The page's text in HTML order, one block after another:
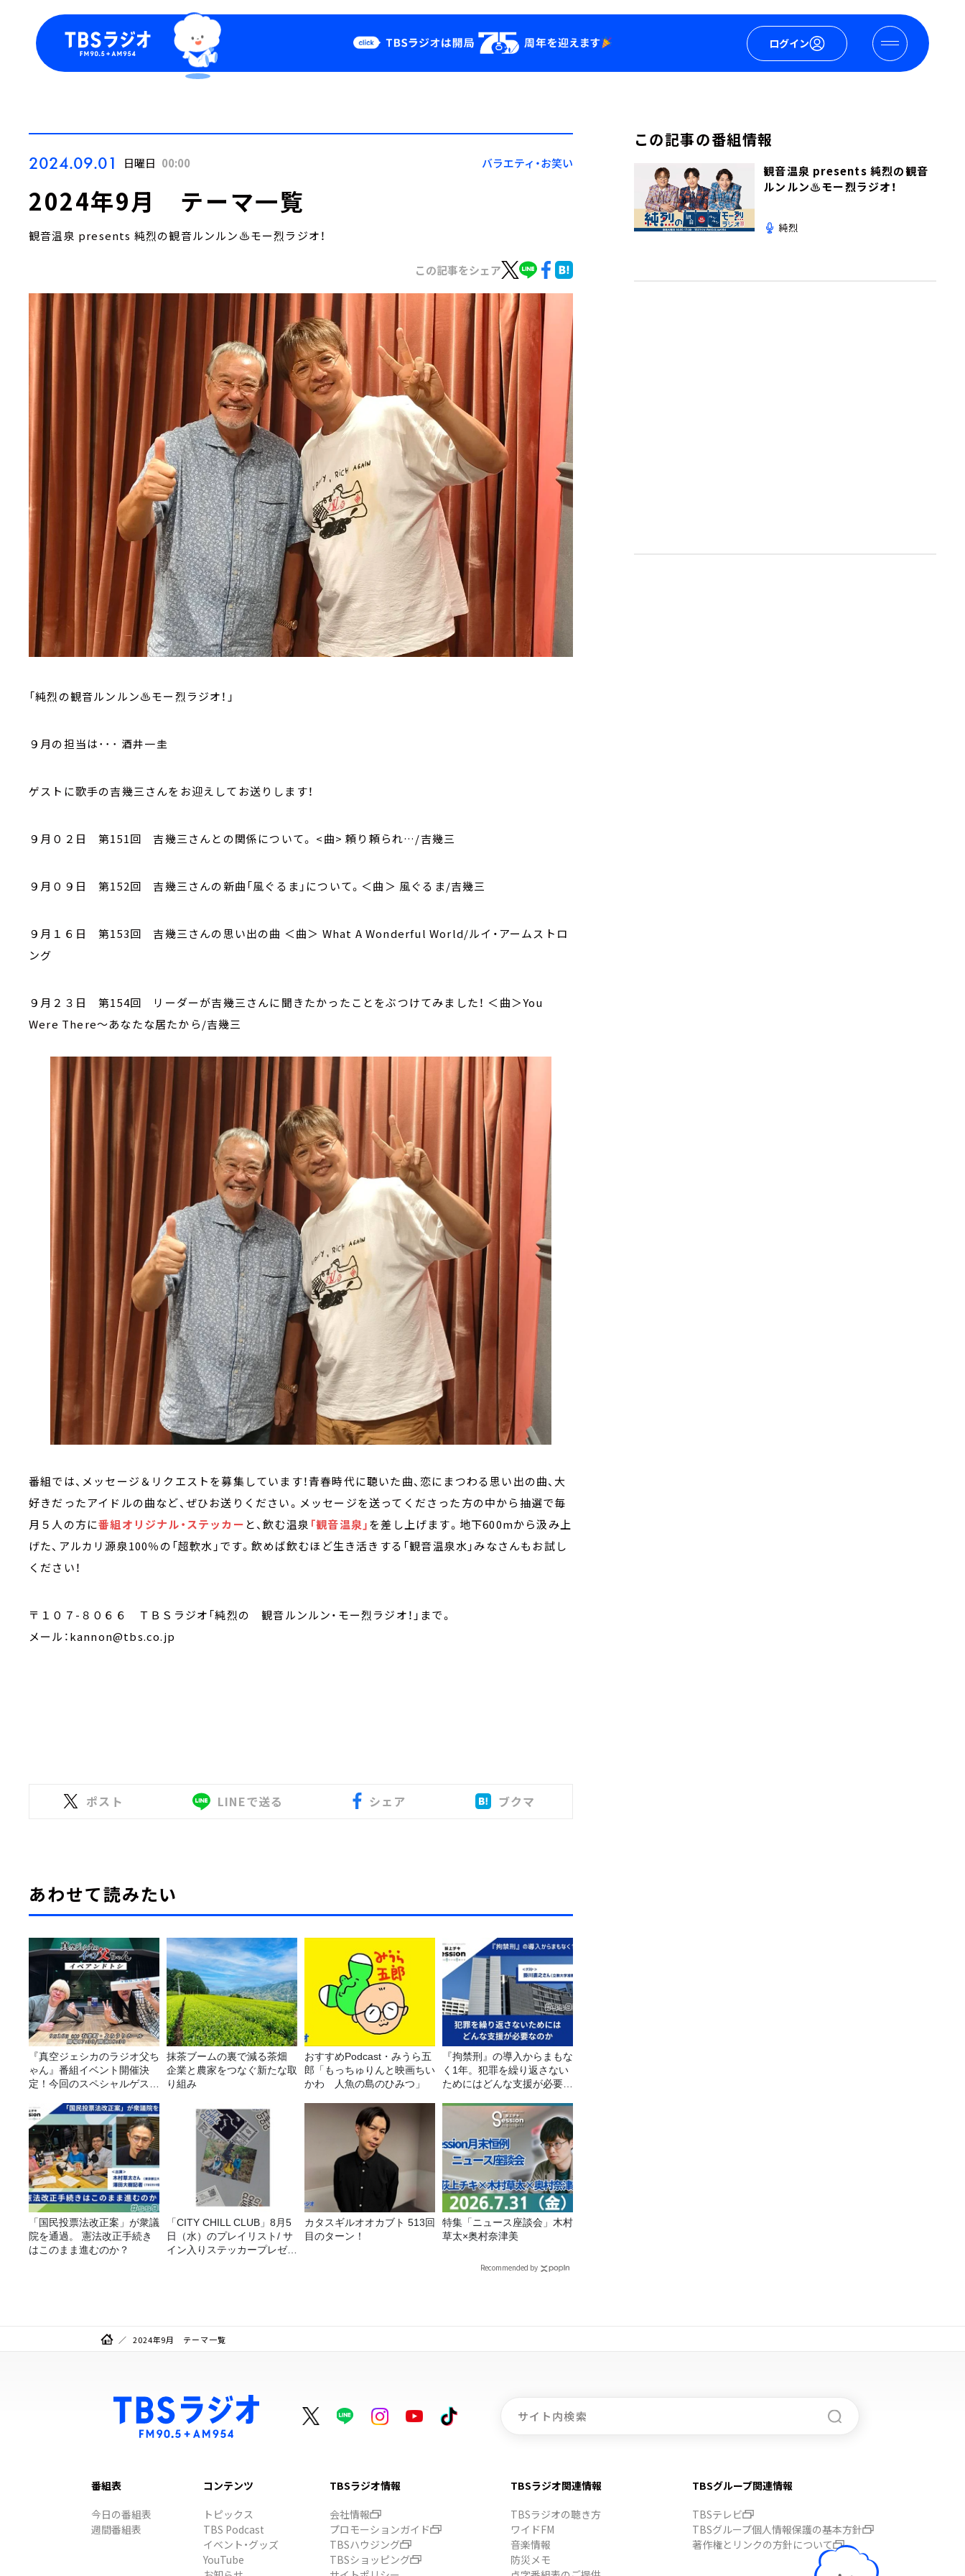
ログイン
Podcast
YouTube
会社情報
2024.09.01 日曜日 00:00 バラエティ・お笑い
2024年9月 テーマ一覧
観音温泉 presents 純烈の観音ルンルン♨モー烈ラジオ！
この記事をシェア
「純烈の観音ルンルン♨モー烈ラジオ！」
９月の担当は･･･ 酒井一圭
ゲストに歌手の吉幾三さんをお迎えしてお送りします！
９月０２日 第151回 吉幾三さんとの関係について。 <曲> 頼り頼られ…/吉幾三
９月０９日 第152回 吉幾三さんの新曲「風ぐるま」について。＜曲＞ 風ぐるま/吉幾三
９月１６日 第153回 吉幾三さんの思い出の曲 ＜曲＞ What A Wonderful World/ルイ・アームストロ
ング
９月２３日 第154回 リーダーが吉幾三さんに聞きたかったことをぶつけてみました！ ＜曲＞You
Were There～あなたな居たから/吉幾三
番組では、メッセージ＆リクエストを募集しています！青春時代に聴いた曲、恋にまつわる思い出の曲、大
好きだったアイドルの曲など、ぜひお送りください。メッセージを送ってくださった方の中から抽選で毎
月５人の方に番組オリジナル・ステッカー と、飲む温泉 「観音温泉」を差し上げます。地下600mから汲み上
げた、アルカリ源泉100％の「超軟水」です。飲めば飲むほど生き活きする「観音温泉水」みなさんもお試し
ください！
〒１０７-８０６６ ＴＢＳラジオ「純烈の 観音ルンルン・モー烈ラジオ！」まで。
メール：kannon@tbs.co.jp
ポスト LINEで送る シェア ブクマ
あわせて読みたい
『真空ジェシカのラジオ父ち
ゃん』番組イベント開催決
定！今回のスペシャルゲスト
抹茶ブームの裏で減る茶畑
企業と農家をつなぐ新たな取
り組み
おすすめPodcast・みうら五
郎「もっちゅりんと映画ちい
かわ 人魚の島のひみつ」
『拘禁刑』の導入からまもな
く1年。犯罪を繰り返さない
ためにはどんな支援が必要な
「国民投票法改正案」が衆議
院を通過。 憲法改正手続き
はこのまま進むのか？
「CITY CHILL CLUB」8月5
日（水）のプレイリスト/ サ
イン入りステッカープレゼン
カタスギルオオカブト 513回
目のターン！
特集「ニュース座談会」木村
草太×奥村奈津美
Recommended by
この記事の番組情報
観音温泉 presents 純烈の観音
ルンルン♨モー烈ラジオ！
純烈
2024年9月 テーマ一覧
番組表
今日の番組表
週間番組表
コンテンツ
トピックス
TBS Podcast
イベント・グッズ
YouTube
TBSラジオ情報
会社情報
プロモーションガイド
TBSハウジング
TBSショッピング
TBSラジオ関連情報
TBSラジオの聴き方
ワイドFM
音楽情報
防災メモ
TBSグループ関連情報
TBSテレビ
TBSグループ個人情報保護の基本方針
著作権とリンクの方針について